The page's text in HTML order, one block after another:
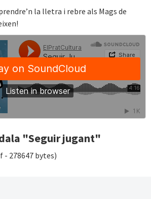
la lletra i rebre als Mags de
"Seguir jugant"
- 278647 bytes)